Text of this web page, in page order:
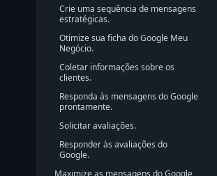
Crie uma sequência de mensagens
estratégicas.
Otimize sua ficha do Google Meu
Negócio.
Coletar informações sobre os
clientes.
Responda às mensagens do Google
prontamente.
Solicitar avaliações.
Responder às avaliações do
Google.
Maximize as mensagens do Google